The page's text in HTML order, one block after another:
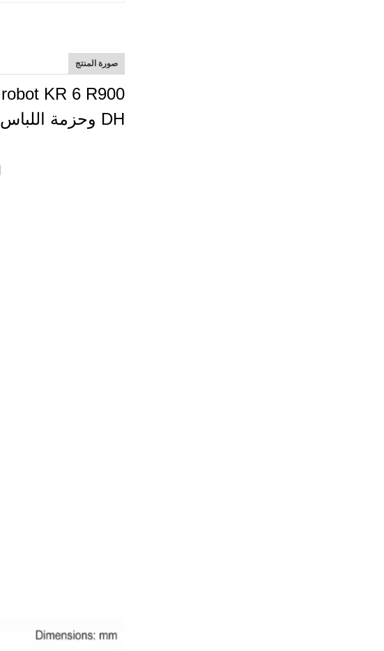
صورة المنتج
DH وحزمة اللباس الخاصة بالتعليم